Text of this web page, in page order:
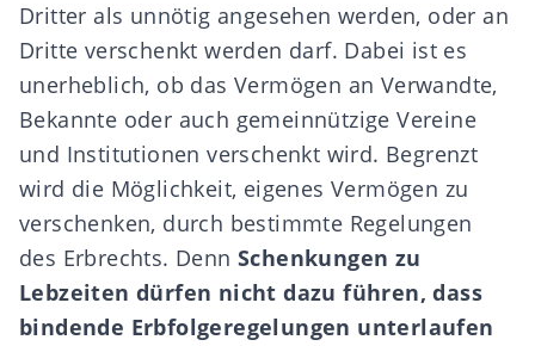
Dritter als unnötig angesehen werden, oder an
Dritte verschenkt werden darf. Dabei ist es
unerheblich, ob das Vermögen an Verwandte,
Bekannte oder auch gemeinnützige Vereine
und Institutionen verschenkt wird. Begrenzt
wird die Möglichkeit, eigenes Vermögen zu
verschenken, durch bestimmte Regelungen
des Erbrechts. Denn Schenkungen zu
Lebzeiten dürfen nicht dazu führen, dass
bindende Erbfolgeregelungen unterlaufen